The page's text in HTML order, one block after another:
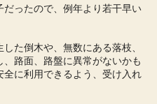
ったので、例年より若干早い
た倒木や、無数にある落枝、
路面、路盤に異常がないかも
に利用できるよう、受け入れ